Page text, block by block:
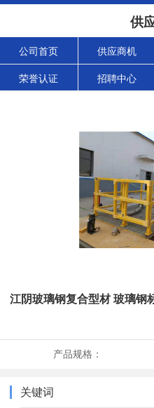
供
公司首页 供应商机
荣誉认证 招聘中心
江阴玻璃钢复合型材 玻璃钢
产品规格：
关键词